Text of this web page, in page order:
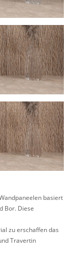
basiert
Bor. Diese
zu erschaffen das
Travertin